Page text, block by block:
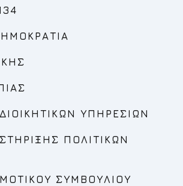
ΥΠΗΡΕΣΙΩΝ
ΠΟΛΙΤΙΚΩΝ
ΣΥΜΒΟΥΛΙΟΥ